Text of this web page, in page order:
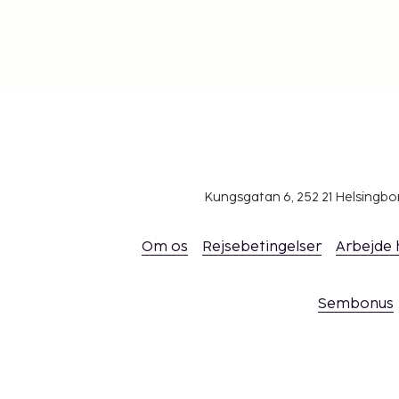
Kungsgatan 6, 252 21
Om os Rejsebetingelser Arbejde
Sembonus